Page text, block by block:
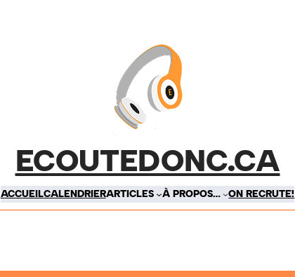
ECOUTEDONC.CA
ACCUEILCALENDRIERARTICLES À PROPOS… ON RECRUTE!